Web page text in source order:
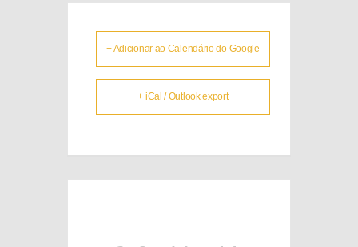
+ Adicionar ao Calendário do Google
+ iCal / Outlook export